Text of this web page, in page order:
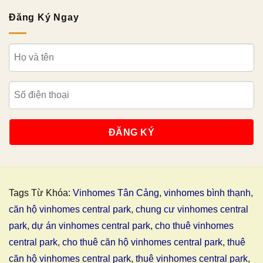
Đăng Ký Ngay
Tags Từ Khóa: Vinhomes Tân Cảng, vinhomes bình thạnh,
căn hộ vinhomes central park, chung cư vinhomes central
park, dự án vinhomes central park, cho thuê vinhomes
central park, cho thuê căn hộ vinhomes central park, thuê
căn hộ vinhomes central park, thuê vinhomes central park,